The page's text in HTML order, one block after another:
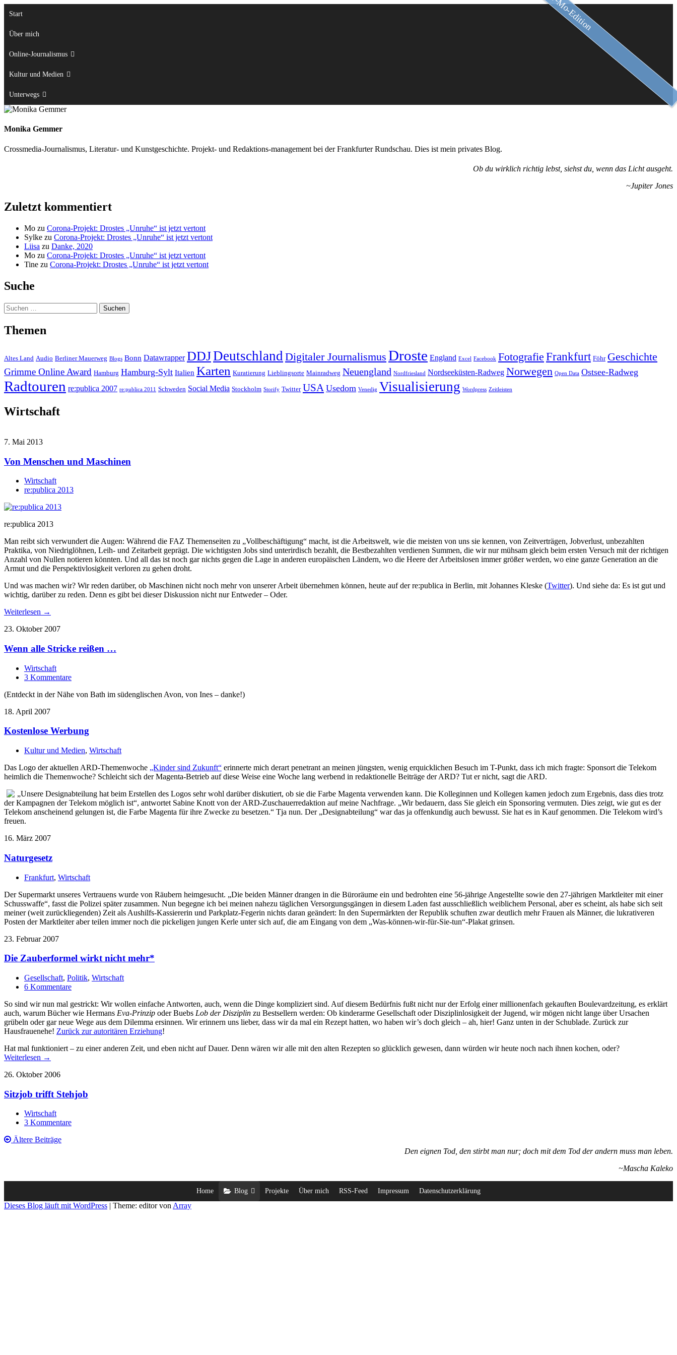
Inhalt
Start
Über mich
Online-Journalismus
Kultur und Medien
Unterwegs
Monika Gemmer
Crossmedia-Journalismus, Literatur- und Kunstgeschichte. Projekt- und Redaktions-management bei der Frankfurter Rundschau. Dies ist mein privates Blog.
Ob du wirklich richtig lebst, siehst du, wenn das Licht ausgeht.
~Jupiter Jones
Zuletzt kommentiert
Mo zu Corona-Projekt: Drostes „Unruhe“ ist jetzt vertont
Sylke zu Corona-Projekt: Drostes „Unruhe“ ist jetzt vertont
Liisa zu Danke, 2020
Mo zu Corona-Projekt: Drostes „Unruhe“ ist jetzt vertont
Tine zu Corona-Projekt: Drostes „Unruhe“ ist jetzt vertont
Suche
Suchen
nach:
Themen
Altes Land Audio Berliner Mauerweg Blogs Bonn Datawrapper DDJDeutschland Digitaler Journalismus Droste England Excel Facebook Fotografie Frankfurt Föhr Geschichte
Grimme Online Award Hamburg Hamburg-Sylt Italien Karten Kuratierung Lieblingsorte Mainradweg Neuengland Nordfriesland Nordseeküsten-Radweg Norwegen Open Data Ostsee-Radweg
Radtouren re:publica 2007 re:publica 2011 Schweden Social Media Stockholm Storify Twitter USA Usedom Venedig Visualisierung Wordpress Zeitleisten
Wirtschaft
7. Mai 2013
Von Menschen und Maschinen
Wirtschaft
re:publica 2013
re:publica 2013
Man reibt sich verwundert die Augen: Während die FAZ Themenseiten zu „Vollbeschäftigung“ macht, ist die Arbeitswelt, wie die meisten von uns sie kennen, von Zeitverträgen, Jobverlust, unbezahlten
Praktika, von Niedriglöhnen, Leih- und Zeitarbeit geprägt. Die wichtigsten Jobs sind unterirdisch bezahlt, die Bestbezahlten verdienen Summen, die wir nur mühsam gleich beim ersten Versuch mit der richtigen
Anzahl von Nullen notieren könnten. Und all das ist noch gar nichts gegen die Lage in anderen europäischen Ländern, wo die Heere der Arbeitslosen immer größer werden, wo eine ganze Generation an die
Armut und die Perspektivlosigkeit verloren zu gehen droht.
Und was machen wir? Wir reden darüber, ob Maschinen nicht noch mehr von unserer Arbeit übernehmen können, heute auf der re:publica in Berlin, mit Johannes Kleske (Twitter). Und siehe da: Es ist gut und
wichtig, darüber zu reden. Denn es gibt bei dieser Diskussion nicht nur Entweder – Oder.
Weiterlesen →
23. Oktober 2007
Wenn alle Stricke reißen …
Wirtschaft
3 Kommentare
(Entdeckt in der Nähe von Bath im südenglischen Avon, von Ines – danke!)
18. April 2007
Kostenlose Werbung
Kultur und Medien, Wirtschaft
Das Logo der aktuellen ARD-Themenwoche „Kinder sind Zukunft“ erinnerte mich derart penetrant an meinen jüngsten, wenig erquicklichen Besuch im T-Punkt, dass ich mich fragte: Sponsort die Telekom
heimlich die Themenwoche? Schleicht sich der Magenta-Betrieb auf diese Weise eine Woche lang werbend in redaktionelle Beiträge der ARD? Tut er nicht, sagt die ARD.
„Unsere Designabteilung hat beim Erstellen des Logos sehr wohl darüber diskutiert, ob sie die Farbe Magenta verwenden kann. Die Kolleginnen und Kollegen kamen jedoch zum Ergebnis, dass dies trotz
der Kampagnen der Telekom möglich ist“, antwortet Sabine Knott von der ARD-Zuschauerredaktion auf meine Nachfrage. „Wir bedauern, dass Sie gleich ein Sponsoring vermuten. Dies zeigt, wie gut es der
Telekom anscheinend gelungen ist, die Farbe Magenta für ihre Zwecke zu besetzen.“ Tja nun. Der „Designabteilung“ war das ja offenkundig auch bewusst. Sie hat es in Kauf genommen. Die Telekom wird’s
freuen.
16. März 2007
Naturgesetz
Frankfurt, Wirtschaft
Der Supermarkt unseres Vertrauens wurde von Räubern heimgesucht. „Die beiden Männer drangen in die Büroräume ein und bedrohten eine 56-jährige Angestellte sowie den 27-jährigen Marktleiter mit einer
Schusswaffe“, fasst die Polizei später zusammen. Nun begegne ich bei meinen nahezu täglichen Versorgungsgängen in diesem Laden fast ausschließlich weiblichem Personal, aber es scheint, als habe sich seit
meiner (weit zurückliegenden) Zeit als Aushilfs-Kassiererin und Parkplatz-Fegerin nichts daran geändert: In den Supermärkten der Republik schuften zwar deutlich mehr Frauen als Männer, die lukrativeren
Posten der Marktleiter aber teilen immer noch die pickeligen jungen Kerle unter sich auf, die am Eingang von dem „Was-können-wir-für-Sie-tun“-Plakat grinsen.
23. Februar 2007
Die Zauberformel wirkt nicht mehr*
Gesellschaft, Politik, Wirtschaft
6 Kommentare
So sind wir nun mal gestrickt: Wir wollen einfache Antworten, auch, wenn die Dinge kompliziert sind. Auf diesem Bedürfnis fußt nicht nur der Erfolg einer millionenfach gekauften Boulevardzeitung, es erklärt
auch, warum Bücher wie Hermans Eva-Prinzip oder Buebs Lob der Disziplin zu Bestsellern werden: Ob kinderarme Gesellschaft oder Disziplinlosigkeit der Jugend, wir mögen nicht lange über Ursachen
grübeln oder gar neue Wege aus dem Dilemma ersinnen. Wir erinnern uns lieber, dass wir da mal ein Rezept hatten, wo haben wir’s doch gleich – ah, hier! Ganz unten in der Schublade. Zurück zur
Hausfrauenehe! Zurück zur autoritären Erziehung!
Hat mal funktioniert – zu einer anderen Zeit, und eben nicht auf Dauer. Denn wären wir alle mit den alten Rezepten so glücklich gewesen, dann würden wir heute noch nach ihnen kochen, oder?
Weiterlesen →
26. Oktober 2006
Sitzjob trifft Stehjob
Wirtschaft
3 Kommentare
Beitrags-
Ältere Beiträge
Den eignen Tod, den stirbt man nur; doch mit dem Tod der andern muss man leben.
~Mascha Kaleko
Home Blog Projekte Über mich RSS-Feed Impressum Datenschutzerklärung
Dieses Blog läuft mit WordPress | Theme: editor vonArray